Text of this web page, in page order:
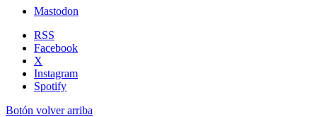
Mastodon
RSS
Facebook
X
Instagram
Spotify
Botón volver arriba